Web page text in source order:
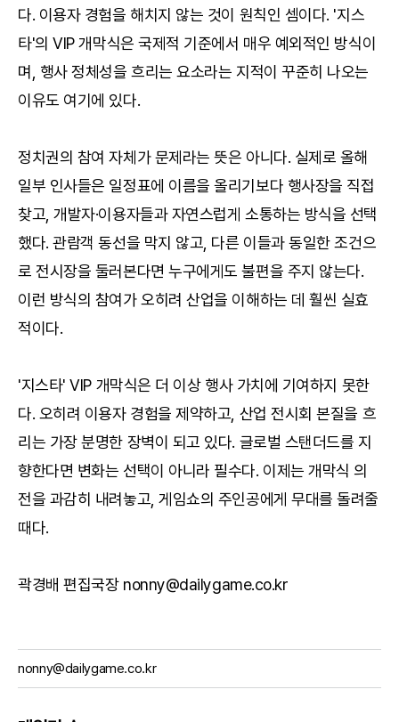
다. 이용자 경험을 해치지 않는 것이 원칙인 셈이다. '지스
타'의 VIP 개막식은 국제적 기준에서 매우 예외적인 방식이
며, 행사 정체성을 흐리는 요소라는 지적이 꾸준히 나오는
이유도 여기에 있다.
정치권의 참여 자체가 문제라는 뜻은 아니다. 실제로 올해
일부 인사들은 일정표에 이름을 올리기보다 행사장을 직접
찾고, 개발자·이용자들과 자연스럽게 소통하는 방식을 선택
했다. 관람객 동선을 막지 않고, 다른 이들과 동일한 조건으
로 전시장을 둘러본다면 누구에게도 불편을 주지 않는다.
이런 방식의 참여가 오히려 산업을 이해하는 데 훨씬 실효
적이다.
'지스타' VIP 개막식은 더 이상 행사 가치에 기여하지 못한
다. 오히려 이용자 경험을 제약하고, 산업 전시회 본질을 흐
리는 가장 분명한 장벽이 되고 있다. 글로벌 스탠더드를 지
향한다면 변화는 선택이 아니라 필수다. 이제는 개막식 의
전을 과감히 내려놓고, 게임쇼의 주인공에게 무대를 돌려줄
때다.
곽경배 편집국장 nonny@dailygame.co.kr
nonny@dailygame.co.kr